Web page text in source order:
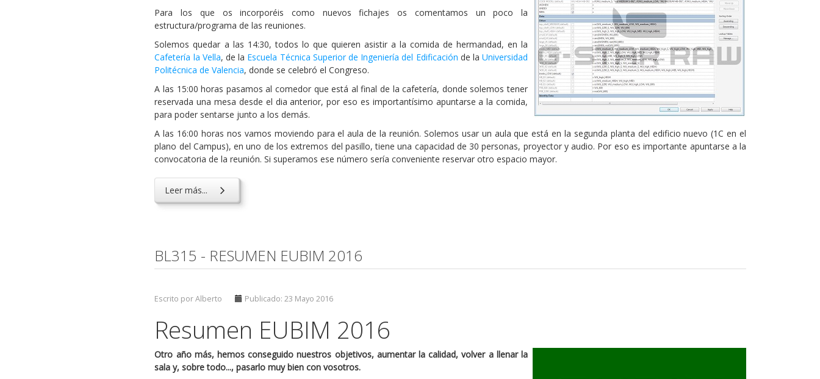
Para los que os incorporéis como nuevos fichajes os comentamos un poco la
estructura/programa de las reuniones.
Solemos quedar a las 14:30, todos lo que quieren asistir a la comida de hermandad, en la
Cafetería la Vella, de la Escuela Técnica Superior de Ingeniería del Edificación de laUniversidad
Politécnica de Valencia, donde se celebró el Congreso.
A las 15:00 horas pasamos al comedor que está al final de la cafetería, donde solemos tener
reservada una mesa desde el dia anterior, por eso es importantísimo apuntarse a la comida,
para poder sentarse junto a los demás.
A las 16:00 horas nos vamos moviendo para el aula de la reunión. Solemos usar un aula que está en la segunda planta del edificio nuevo (1C en el
plano del Campus), en uno de los extremos del pasillo, tiene una capacidad de 30 personas, proyector y audio. Por eso es importante apuntarse a la
convocatoria de la reunión. Si superamos ese número sería conveniente reservar otro espacio mayor.
Leer más...
BL315 - RESUMEN EUBIM 2016
Escrito por Alberto Publicado: 23 Mayo 2016
Resumen EUBIM 2016
Otro año más, hemos conseguido nuestros objetivos, aumentar la calidad, volver a llenar la
sala y, sobre todo..., pasarlo muy bien con vosotros.